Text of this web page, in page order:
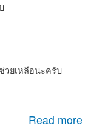
ยเหลือนะครับ
Read more
วิธี export